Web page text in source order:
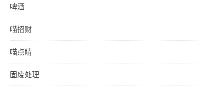
啤酒
喵招财
喵点睛
固废处理